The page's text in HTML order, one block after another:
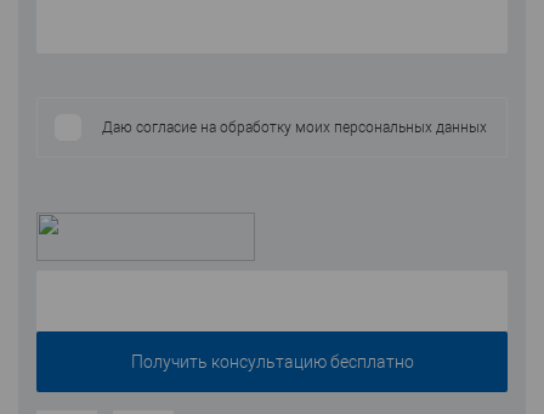
Даю согласие на обработку моих персональных данных